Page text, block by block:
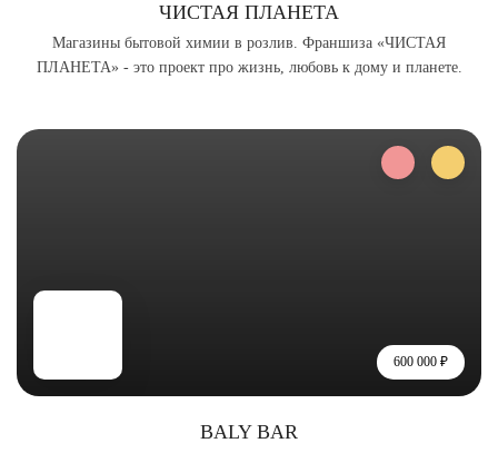
ЧИСТАЯ ПЛАНЕТА
Магазины бытовой химии в розлив. Франшиза «ЧИСТАЯ
ПЛАНЕТА» - это проект про жизнь, любовь к дому и планете.
600 000 ₽
BALY BAR